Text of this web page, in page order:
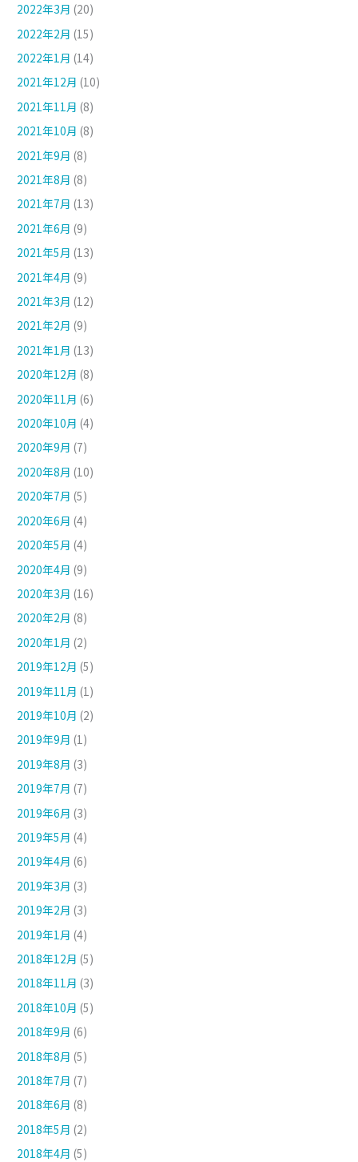
2022年3月 (20)
2022年2月 (15)
2022年1月 (14)
2021年12月 (10)
2021年11月 (8)
2021年10月 (8)
2021年9月 (8)
2021年8月 (8)
2021年7月 (13)
2021年6月 (9)
2021年5月 (13)
2021年4月 (9)
2021年3月 (12)
2021年2月 (9)
2021年1月 (13)
2020年12月 (8)
2020年11月 (6)
2020年10月 (4)
2020年9月 (7)
2020年8月 (10)
2020年7月 (5)
2020年6月 (4)
2020年5月 (4)
2020年4月 (9)
2020年3月 (16)
2020年2月 (8)
2020年1月 (2)
2019年12月 (5)
2019年11月 (1)
2019年10月 (2)
2019年9月 (1)
2019年8月 (3)
2019年7月 (7)
2019年6月 (3)
2019年5月 (4)
2019年4月 (6)
2019年3月 (3)
2019年2月 (3)
2019年1月 (4)
2018年12月 (5)
2018年11月 (3)
2018年10月 (5)
2018年9月 (6)
2018年8月 (5)
2018年7月 (7)
2018年6月 (8)
2018年5月 (2)
2018年4月 (5)